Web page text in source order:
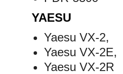
YAESU
Yaesu VX-2,
Yaesu VX-2E,
Yaesu VX-2R